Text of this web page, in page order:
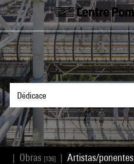
Skip to main content
Centre Pompidou
Obras [136] Artistas/ponentes